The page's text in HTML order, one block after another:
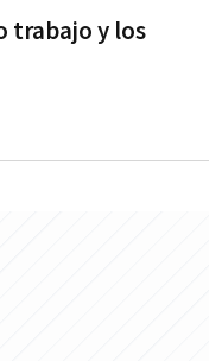
trabajo y los